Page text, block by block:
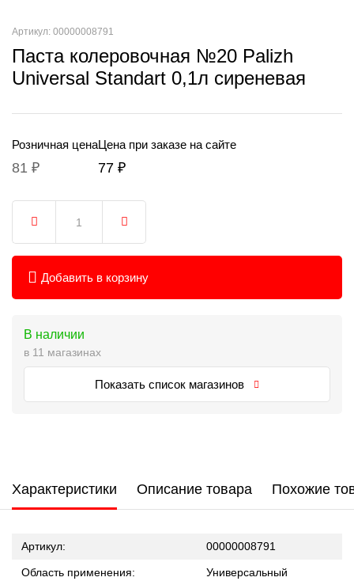
Артикул: 00000008791
Паста колеровочная №20 Palizh
Universal Standart 0,1л сиреневая
Розничная цена
81 ₽
Цена при заказе на сайте
77 ₽
Добавить в корзину
В наличии
в 11 магазинах
Показать список магазинов
Характеристики Описание товара Похожие
Артикул: 00000008791
Область применения: Универсальный